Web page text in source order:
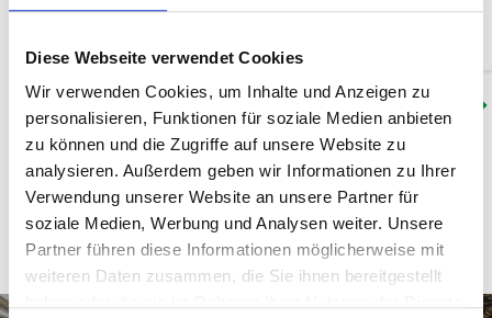
Diese Webseite verwendet Cookies
Wir verwenden Cookies, um Inhalte und Anzeigen zu
personalisieren, Funktionen für soziale Medien anbieten
zu können und die Zugriffe auf unsere Website zu
analysieren. Außerdem geben wir Informationen zu Ihrer
Verwendung unserer Website an unsere Partner für
soziale Medien, Werbung und Analysen weiter. Unsere
Partner führen diese Informationen möglicherweise mit
weiteren Daten zusammen, die Sie ihnen bereitgestellt
Next